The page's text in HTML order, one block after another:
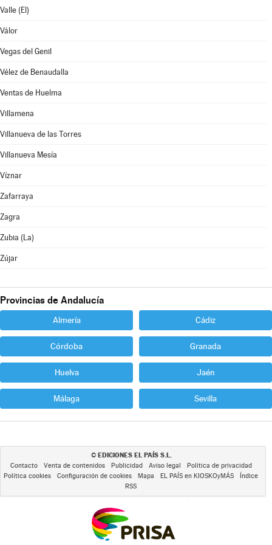
Valle (El)
Válor
Vegas del Genil
Vélez de Benaudalla
Ventas de Huelma
Villamena
Villanueva de las Torres
Villanueva Mesía
Víznar
Zafarraya
Zagra
Zubia (La)
Zújar
Provincias de Andalucía
Almería Cádiz
Córdoba Granada
Huelva Jaén
Málaga Sevilla
© EDICIONES EL PAÍS S.L.
Contacto Venta de contenidos Publicidad Aviso legal
Política de privacidad
Política cookies
Configuración de cookies Mapa EL PAÍS en KIOSKOyMÁS
Índice
RSS